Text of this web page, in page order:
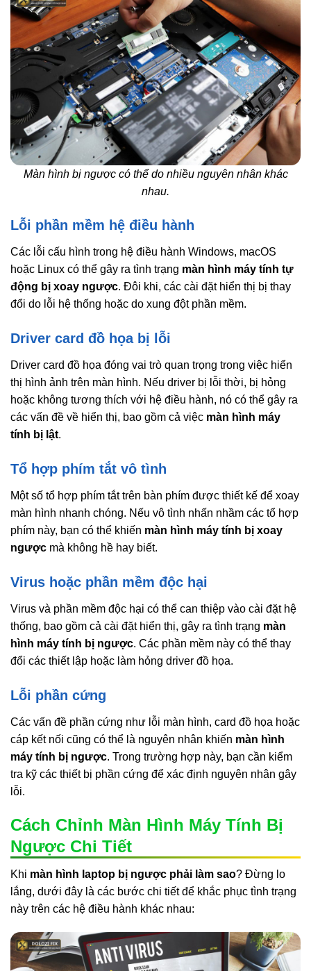
Màn hình bị ngược có thể do nhiều nguyên nhân khác
nhau.
Lỗi phần mềm hệ điều hành
Các lỗi cấu hình trong hệ điều hành Windows, macOS
hoặc Linux có thể gây ra tình trạng màn hình máy tính tự
động bị xoay ngược. Đôi khi, các cài đặt hiển thị bị thay
đổi do lỗi hệ thống hoặc do xung đột phần mềm.
Driver card đồ họa bị lỗi
Driver card đồ họa đóng vai trò quan trọng trong việc hiển
thị hình ảnh trên màn hình. Nếu driver bị lỗi thời, bị hỏng
hoặc không tương thích với hệ điều hành, nó có thể gây ra
các vấn đề về hiển thị, bao gồm cả việc màn hình máy
tính bị lật.
Tổ hợp phím tắt vô tình
Một số tổ hợp phím tắt trên bàn phím được thiết kế để xoay
màn hình nhanh chóng. Nếu vô tình nhấn nhầm các tổ hợp
phím này, bạn có thể khiến màn hình máy tính bị xoay
ngược mà không hề hay biết.
Virus hoặc phần mềm độc hại
Virus và phần mềm độc hại có thể can thiệp vào cài đặt hệ
thống, bao gồm cả cài đặt hiển thị, gây ra tình trạng màn
hình máy tính bị ngược. Các phần mềm này có thể thay
đổi các thiết lập hoặc làm hỏng driver đồ họa.
Lỗi phần cứng
Các vấn đề phần cứng như lỗi màn hình, card đồ họa hoặc
cáp kết nối cũng có thể là nguyên nhân khiến màn hình
máy tính bị ngược. Trong trường hợp này, bạn cần kiểm
tra kỹ các thiết bị phần cứng để xác định nguyên nhân gây
lỗi.
Cách Chỉnh Màn Hình Máy Tính Bị
Ngược Chi Tiết
Khi màn hình laptop bị ngược phải làm sao? Đừng lo
lắng, dưới đây là các bước chi tiết để khắc phục tình trạng
này trên các hệ điều hành khác nhau: